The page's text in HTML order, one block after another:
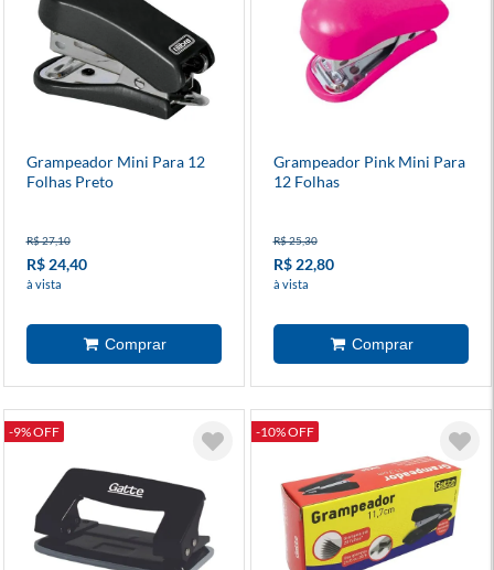
Grampeador Mini Para 12
Folhas Preto
R$ 27,10
R$ 24,40
à vista
Grampeador Pink Mini Para
12 Folhas
R$ 25,30
R$ 22,80
à vista
-9% OFF -10% OFF